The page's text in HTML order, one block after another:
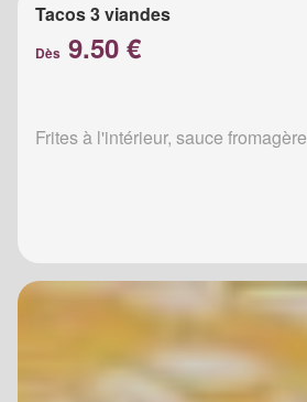
Tacos 3 viandes
Dès 9.50 €
Frites à l'intérieur, sauce fromagère